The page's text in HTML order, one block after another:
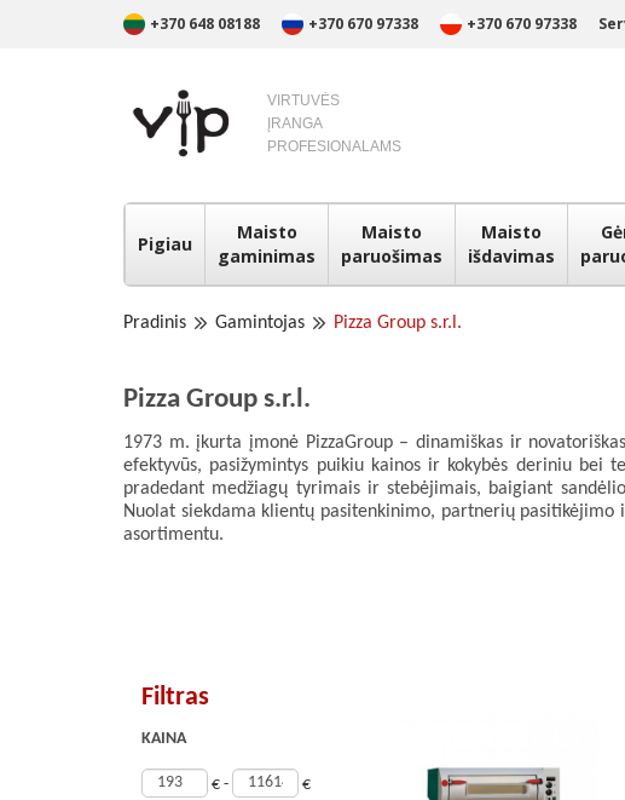
+370 648 08188 +370 670 97338 +370 670 97338
VIRTUVĖS
ĮRANGA
PROFESIONALAMS
Pigiau
Maisto
gaminimas
Maisto
paruošimas
Maisto
išdavimas
Pradinis Gamintojas Pizza Group s.r.l.
Pizza Group s.r.l.
1973 m. įkurta įmonė PizzaGroup – dinamiškas ir
efektyvūs, pasižymintys puikiu kainos ir kokybės deriniu bei
pradedant medžiagų tyrimais ir stebėjimais, baigiant
Nuolat siekdama klientų pasitenkinimo, partnerių
asortimentu.
Filtras
KAINA
€ - €